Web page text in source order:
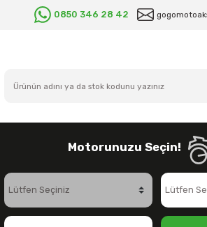
0850 346 28 42
Motorunuzu Seçin!